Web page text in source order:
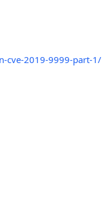
cve-2019-9999-part-1/